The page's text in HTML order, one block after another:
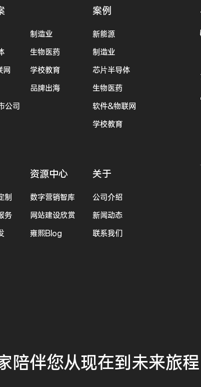
制造业
生物医药
网
学校教育
品牌出海
公司
案例
新能源
制造业
芯片半导体
生物医药
软件&物联网
学校教育
制
务
资源中心
数字营销智库
网站建设欣赏
雍熙Blog
关于
公司介绍
新闻动态
联系我们
陪伴您从现在到未来旅